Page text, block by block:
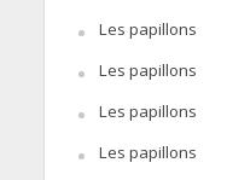
Les papillons
Les papillons
Les papillons
Les papillons